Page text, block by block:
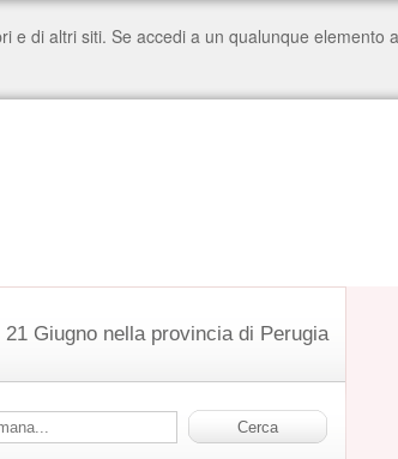
Giugno nella provincia di Perugia